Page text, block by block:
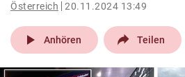
pin_drop
Wien
bookmark
Österreich 20.11.2024 13:49
play_arrow Anhören Teilen